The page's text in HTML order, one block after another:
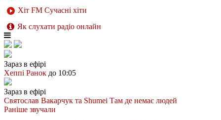
Хіт FM Сучасні хіти
Як слухати радіо онлайн
Зараз в ефірі
Хеппі Ранок до 10:05
Зараз в ефірі
Святослав Вакарчук та Shumei Там де немає людей
Раніше звучали